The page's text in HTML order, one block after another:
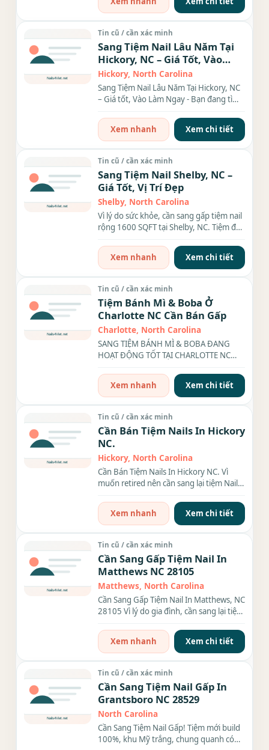
Tin cũ / cần xác minh
Sang Tiệm Nail Lâu Năm Tại
Hickory, NC – Giá Tốt, Vào
Làm Ngay
Hickory, North Carolina
Sang Tiệm Nail Lâu Năm Tại Hickory, NC
– Giá tốt, Vào Làm Ngay - Bạn đang tìm
Xem nhanh
Xem chi tiết
Tin cũ / cần xác minh
Sang Tiệm Nail Shelby, NC –
Giá Tốt, Vị Trí Đẹp
Shelby, North Carolina
Vì lý do sức khỏe, cần sang gấp tiệm nail
rộng 1600 SQFT tại Shelby, NC. Tiệm đầy
Xem nhanh
Xem chi tiết
Tin cũ / cần xác minh
Tiệm Bánh Mì & Boba Ở
Charlotte NC Cần Bán Gấp
Charlotte, North Carolina
SANG TIỆM BÁNH MÌ & BOBA ĐANG
HOẠT ĐỘNG TỐT TẠI CHARLOTTE NC
Xem nhanh
Xem chi tiết
Tin cũ / cần xác minh
Cần Bán Tiệm Nails In Hickory
NC.
Hickory, North Carolina
Cần Bán Tiệm Nails In Hickory NC. Vì
muốn retired nên cần sang lại tiệm Nails
Xem nhanh
Xem chi tiết
Tin cũ / cần xác minh
Cần Sang Gấp Tiệm Nail In
Matthews NC 28105
Matthews, North Carolina
Cần Sang Gấp Tiệm Nail In Matthews, NC
28105 Vì lý do gia đình, cần sang lại tiệm
Xem nhanh
Xem chi tiết
Tin cũ / cần xác minh
Cần Sang Tiệm Nail Gấp In
Grantsboro NC 28529
North Carolina
Cần Sang Tiệm Nail Gấp! Tiệm mới build
100%, khu Mỹ trắng, chung quanh có